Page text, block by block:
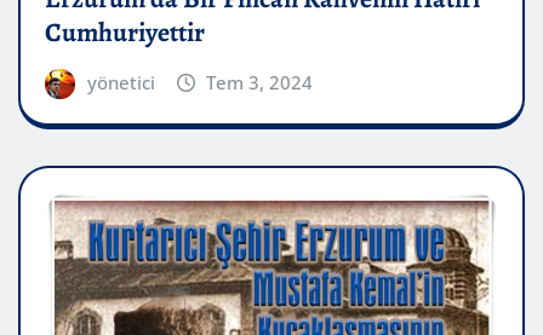
Cumhuriyettir
yönetici Tem 3, 2024